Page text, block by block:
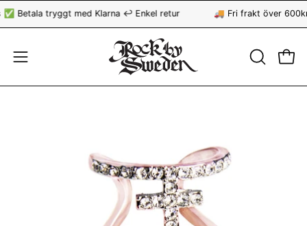
Hoppa
till
Betala tryggt med Klarna ↩️ Enkel retur 🚚 Fri frakt över
Öppna
ÖPPNA